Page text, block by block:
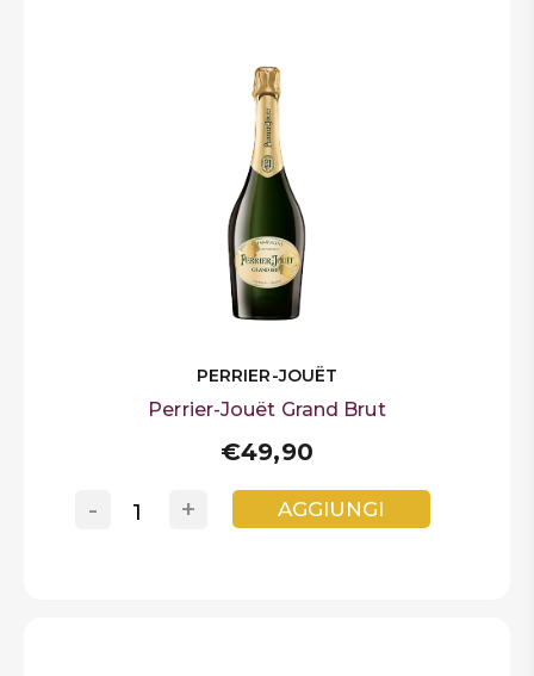
PERRIER-JOUËT
Perrier-Jouët Grand Brut
€49,90
+
- AGGIUNGI